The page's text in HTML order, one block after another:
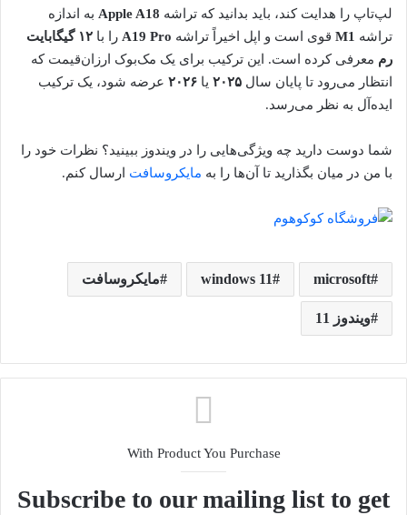
لپ‌تاپ را هدایت کند، باید بدانید که تراشه Apple A18 به اندازه
تراشه M1 قوی است و اپل اخیراً تراشه A19 Pro را با
۱۲ گیگابایت
رم معرفی کرده است. این ترکیب برای یک مک‌بوک ارزان‌قیمت که
انتظار می‌رود تا پایان سال ۲۰۲۵ یا ۲۰۲۶ عرضه شود، یک ترکیب
ایده‌آل به نظر می‌رسد.
شما دوست دارید چه ویژگی‌هایی را در ویندوز ببینید؟ نظرات خود را
با من در میان بگذارید تا آن‌ها را به مایکروسافت ارسال کنم.
microsoft
windows 11 مایکروسافت
ویندوز 11
With Product You Purchase
Subscribe to our mailing list to get